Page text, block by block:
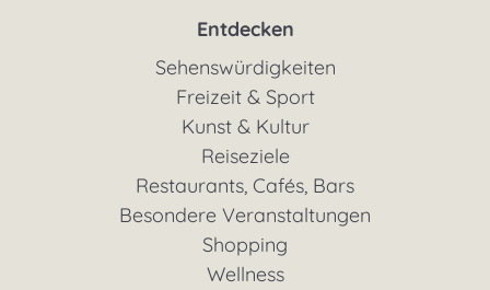
Entdecken
Sehenswürdigkeiten
Freizeit & Sport
Kunst & Kultur
Reiseziele
Restaurants, Cafés, Bars
Besondere Veranstaltungen
Shopping
Wellness